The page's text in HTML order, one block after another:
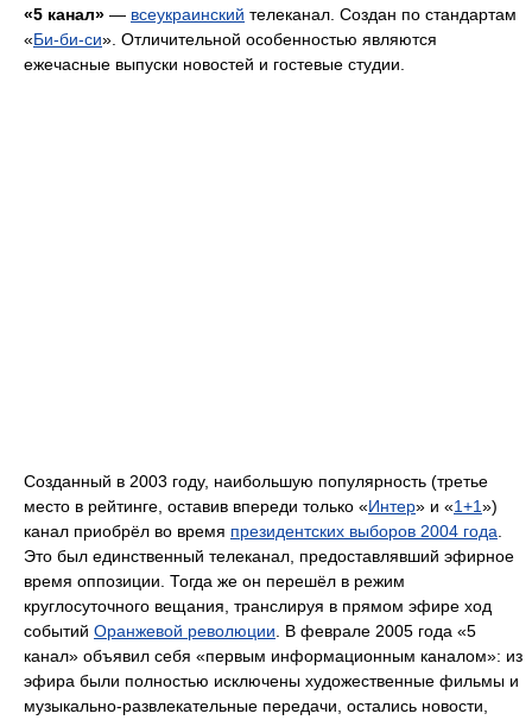
«5 канал» — всеукраинский телеканал. Создан по стандартам
«Би-би-си». Отличительной особенностью являются
ежечасные выпуски новостей и гостевые студии.
Созданный в 2003 году, наибольшую популярность (третье
место в рейтинге, оставив впереди только «Интер» и «1+1»)
канал приобрёл во время президентских выборов 2004 года
Это был единственный телеканал, предоставлявший эфирное
время оппозиции. Тогда же он перешёл в режим
круглосуточного вещания, транслируя в прямом эфире ход
событий Оранжевой революции . В феврале 2005 года «5
канал» объявил себя «первым информационным каналом»: из
эфира были полностью исключены художественные фильмы и
музыкально-развлекательные передачи, остались новости,